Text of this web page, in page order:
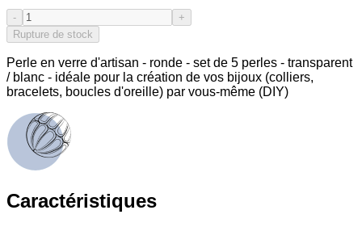
-
+
Rupture de stock
Perle en verre d'artisan - ronde - set de 5 perles - transparent
/ blanc - idéale pour la création de vos bijoux (colliers,
bracelets, boucles d'oreille) par vous-même (DIY)
Caractéristiques